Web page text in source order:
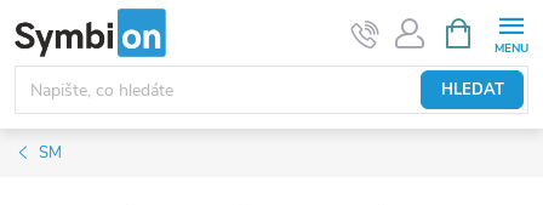
na
obsah
HLEDAT
NÁKUPNÍ
KOŠÍK
SM